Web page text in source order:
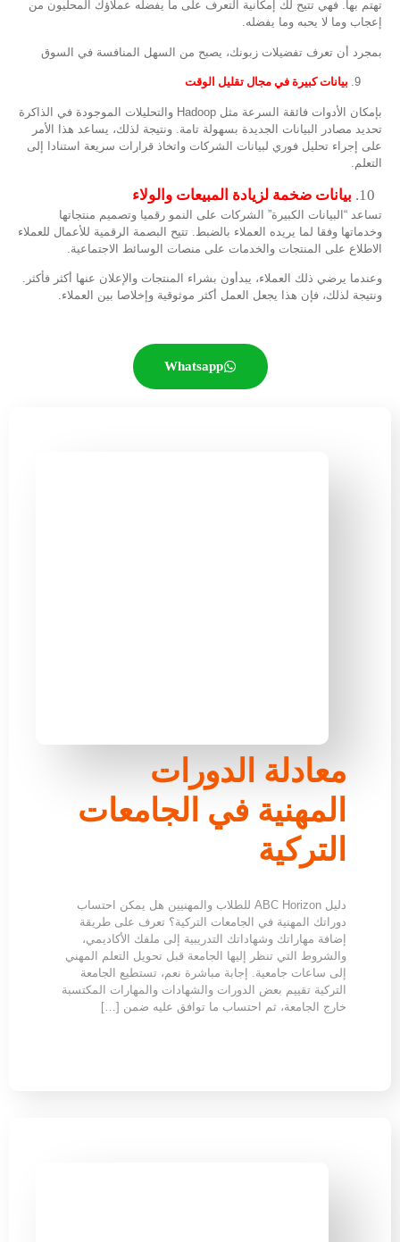
تهتم بها. فهي تتيح لك إمكانية التعرف على ما يفضله عملاؤك المحليون من
إعجاب وما لا يحبه وما يفضله.
بمجرد أن تعرف تفضيلات زبونك، يصبح من السهل المنافسة في السوق
بيانات كبيرة في مجال تقليل الوقت
بإمكان الأدوات فائقة السرعة مثل Hadoop والتحليلات الموجودة في الذاكرة
تحديد مصادر البيانات الجديدة بسهولة تامة. ونتيجة لذلك، يساعد هذا الأمر
على إجراء تحليل فوري لبيانات الشركات واتخاذ قرارات سريعة استنادا إلى
التعلم.
بيانات ضخمة لزيادة المبيعات والولاء
تساعد “البيانات الكبيرة” الشركات على النمو رقميا وتصميم منتجاتها
وخدماتها وفقا لما يريده العملاء بالضبط. تتيح البصمة الرقمية للأعمال للعملاء
الاطلاع على المنتجات والخدمات على منصات الوسائط الاجتماعية.
وعندما يرضي ذلك العملاء، يبدأون بشراء المنتجات والإعلان عنها أكثر فأكثر.
ونتيجة لذلك، فإن هذا يجعل العمل أكثر موثوقية وإخلاصا بين العملاء.
Whatsapp
معادلة الدورات
المهنية في الجامعات
التركية
دليل ABC Horizon للطلاب والمهنيين هل يمكن احتساب
دوراتك المهنية في الجامعات التركية؟ تعرف على طريقة
إضافة مهاراتك وشهاداتك التدريبية إلى ملفك الأكاديمي،
والشروط التي تنظر إليها الجامعة قبل تحويل التعلم المهني
إلى ساعات جامعية. إجابة مباشرة نعم، تستطيع الجامعة
التركية تقييم بعض الدورات والشهادات والمهارات المكتسبة
خارج الجامعة، ثم احتساب ما توافق عليه ضمن […]